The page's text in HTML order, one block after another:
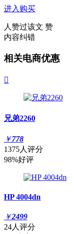
进入购买
人赞过该文 赞
内容纠错
相关电商优惠

兄弟2260
￥778
1375人评分
98%好评
HP 4004dn
￥2499
24人评分